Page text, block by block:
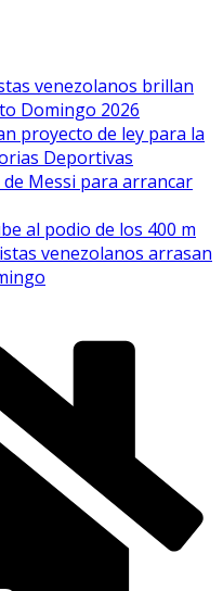
venezolanos brillan
Domingo 2026
proyecto de ley para la
Deportivas
de Messi para arrancar
al podio de los 400 m
venezolanos arrasan